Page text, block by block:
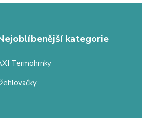
kategorie
Termohrnky